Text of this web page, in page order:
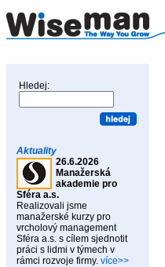
Hledej:
Aktuality
26.6.2026
Manažerská
akademie pro
Sféra a.s.
Realizovali jsme
manažerské kurzy pro
vrcholový management
Sféra a.s. s cílem sjednotit
práci s lidmi v týmech v
rámci rozvoje firmy. více>>